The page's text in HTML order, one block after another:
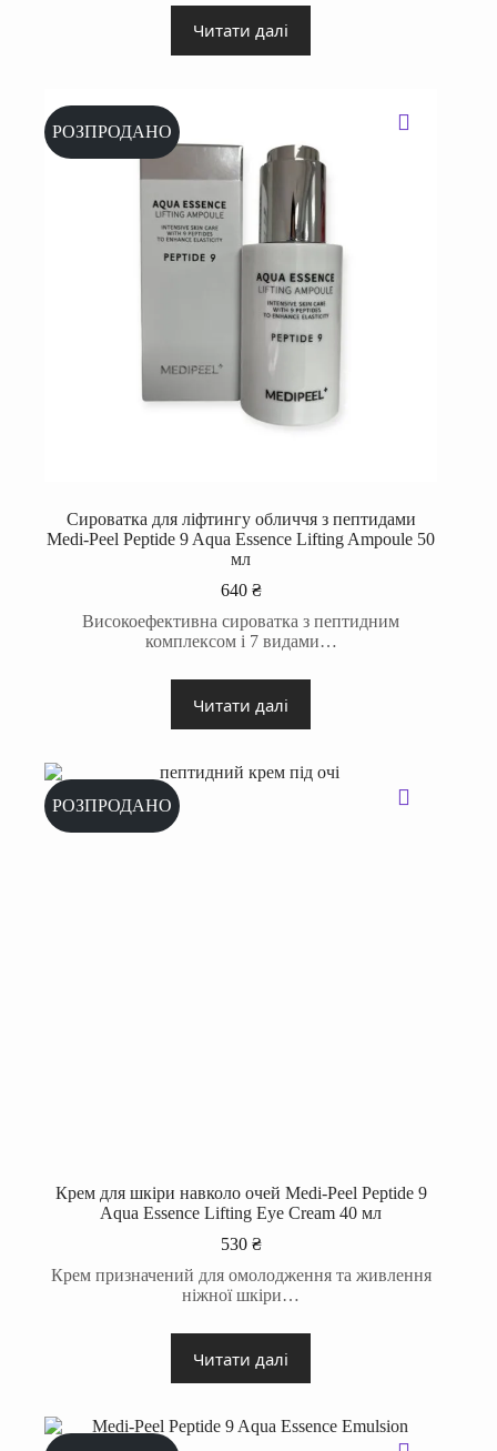
Читати далі
РОЗПРОДАНО
Сироватка для ліфтингу обличчя з пептидами
Medi-Peel Peptide 9 Aqua Essence Lifting Ampoule 50
мл
640 ₴
Високоефективна сироватка з пептидним
комплексом і 7 видами…
Читати далі
РОЗПРОДАНО
Крем для шкіри навколо очей Medi-Peel Peptide 9
Aqua Essence Lifting Eye Cream 40 мл
530 ₴
Крем призначений для омолодження та живлення
ніжної шкіри…
Читати далі